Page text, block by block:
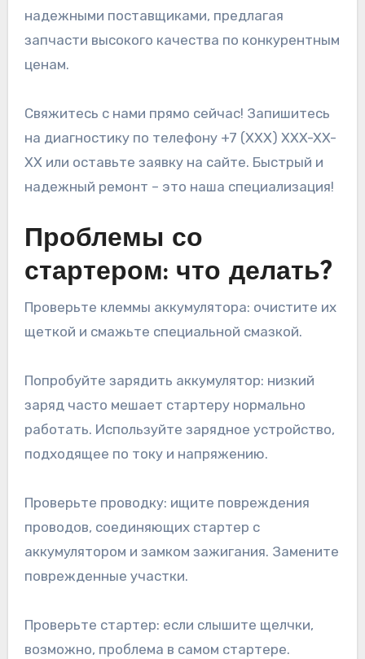
надежными поставщиками, предлагая
запчасти высокого качества по конкурентным
ценам.
Свяжитесь с нами прямо сейчас! Запишитесь
на диагностику по телефону +7 (XXX) XXX-XX-
XX или оставьте заявку на сайте. Быстрый и
надежный ремонт – это наша специализация!
Проблемы со
стартером: что делать?
Проверьте клеммы аккумулятора: очистите их
щеткой и смажьте специальной смазкой.
Попробуйте зарядить аккумулятор: низкий
заряд часто мешает стартеру нормально
работать. Используйте зарядное устройство,
подходящее по току и напряжению.
Проверьте проводку: ищите повреждения
проводов, соединяющих стартер с
аккумулятором и замком зажигания. Замените
поврежденные участки.
Проверьте стартер: если слышите щелчки,
возможно, проблема в самом стартере.